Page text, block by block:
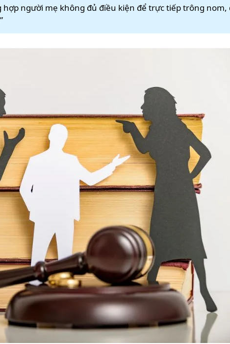
người mẹ không đủ điều kiện để trực tiếp trông nom,